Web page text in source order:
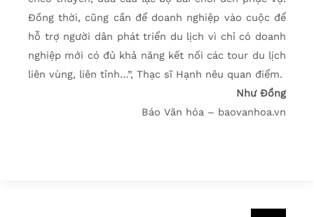
Đồng thời, cũng cần để doanh nghiệp vào cuộc để
hỗ trợ người dân phát triển du lịch vì chỉ có doanh
nghiệp mới có đủ khả năng kết nối các tour du lịch
liên vùng, liên tỉnh…”, Thạc sĩ Hạnh nêu quan điểm.
Như Đồng
Báo Văn hóa – baovanhoa.vn